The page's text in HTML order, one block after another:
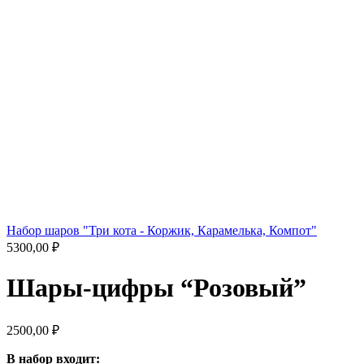
Набор шаров "Три кота - Коржик, Карамелька, Компот"
5300,00 ₽
Шары-цифры “Розовый”
2500,00 ₽
В набор входит: